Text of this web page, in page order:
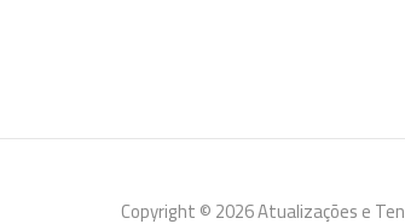
Copyright © 2026 Atualizações e